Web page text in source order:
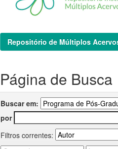
Repositório de Múltiplos
Página de Busca
Buscar em:
por
Filtros correntes: